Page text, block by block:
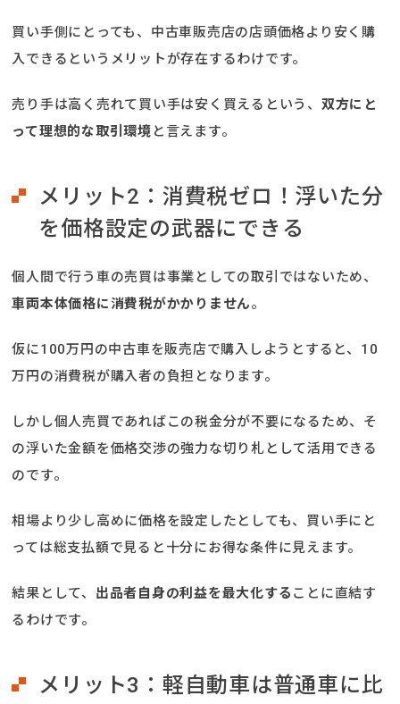
買い手側にとっても、中古車販売店の店頭価格より安く購
入できるというメリットが存在するわけです。
売り手は高く売れて買い手は安く買えるという、 双方にと
って理想的な取引環境 と言えます。
メリット2：消費税ゼロ！浮いた分
を価格設定の武器にできる
個人間で行う車の売買は事業としての取引ではないため、
車両本体価格に消費税がかかりません。
仮に100万円の中古車を販売店で購入しようとすると、10
万円の消費税が購入者の負担となります。
しかし個人売買であればこの税金分が不要になるため、そ
の浮いた金額を価格交渉の強力な切り札として活用できる
のです。
相場より少し高めに価格を設定したとしても、買い手にと
っては総支払額で見ると十分にお得な条件に見えます。
結果として、 出品者自身の利益を最大化する ことに直結す
るわけです。
メリット3：軽自動車は普通車に比